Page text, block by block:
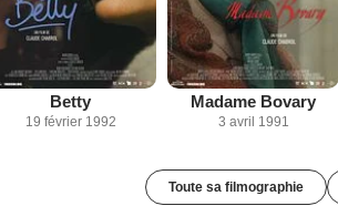
Betty
19 février 1992
Madame Bovary
3 avril 1991
Toute sa filmographie